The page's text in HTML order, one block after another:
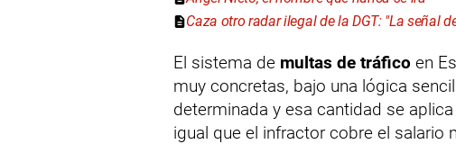
Caza otro radar ilegal de la DGT: "La señal
El sistema de multas de tráfico en
muy concretas, bajo una lógica
determinada y esa cantidad se
igual que el infractor cobre el salario